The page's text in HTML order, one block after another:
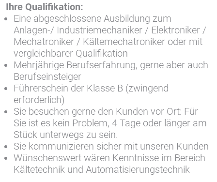
Ihre Qualifikation:
Eine abgeschlossene Ausbildung zum
Anlagen-/ Industriemechaniker / Elektroniker /
Mechatroniker / Kältemechatroniker oder mit
vergleichbarer Qualifikation
Mehrjährige Berufserfahrung, gerne aber auch
Berufseinsteiger
Führerschein der Klasse B (zwingend
erforderlich)
Sie besuchen gerne den Kunden vor Ort: Für
Sie ist es kein Problem, 4 Tage oder länger am
Stück unterwegs zu sein.
Sie kommunizieren sicher mit unseren Kunden
Wünschenswert wären Kenntnisse im Bereich
Kältetechnik und Automatisierungstechnik